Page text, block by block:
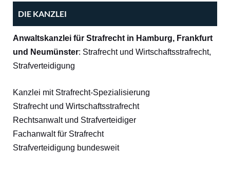
DIE KANZLEI
Anwaltskanzlei für Strafrecht in Hamburg, Frankfurt
und Neumünster: Strafrecht und Wirtschaftsstrafrecht,
Strafverteidigung
Kanzlei mit Strafrecht-Spezialisierung
Strafrecht und Wirtschaftsstrafrecht
Rechtsanwalt und Strafverteidiger
Fachanwalt für Strafrecht
Strafverteidigung bundesweit